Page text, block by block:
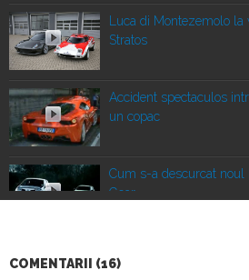
Luca di Montezemolo
Stratos
Accident spectaculos
un copac
Cum s-a descurcat noul
Gear
Fifth Gear testează în
COMENTARII (16)